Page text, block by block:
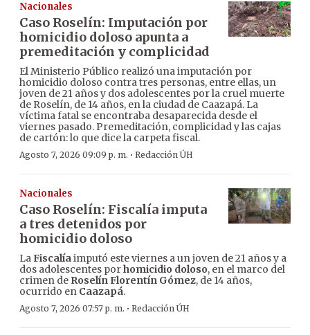
Nacionales
Caso Roselín: Imputación por
homicidio doloso apunta a
premeditación y complicidad
El Ministerio Público realizó una imputación por
homicidio doloso contra tres personas, entre ellas, un
joven de 21 años y dos adolescentes por la cruel muerte
de Roselín, de 14 años, en la ciudad de Caazapá. La
víctima fatal se encontraba desaparecida desde el
viernes pasado. Premeditación, complicidad y las cajas
de cartón: lo que dice la carpeta fiscal.
Agosto 7, 2026 09:09 p. m. · Redacción ÚH
Nacionales
Caso Roselín: Fiscalía imputa
a tres detenidos por
homicidio doloso
LaFiscalíaimputó este viernes a un joven de 21 años y a
dos adolescentes porhomicidio doloso, en el marco del
crimen de Roselín Florentín Gómez, de 14 años,
ocurrido en Caazapá.
Agosto 7, 2026 07:57 p. m. · Redacción ÚH